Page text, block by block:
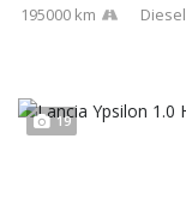
195000 km Diesel
19